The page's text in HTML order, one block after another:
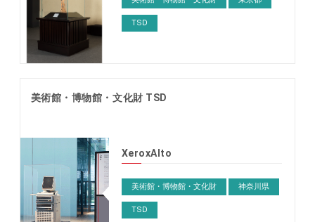
TSD
美術館・博物館・文化財 TSD
XeroxAlto
美術館・博物館・文化財 神奈川県
TSD